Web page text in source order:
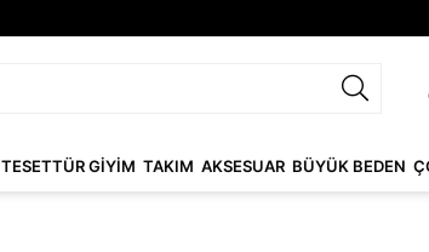
TESETTÜR GİYİM TAKIM AKSESUAR BÜYÜK BEDEN